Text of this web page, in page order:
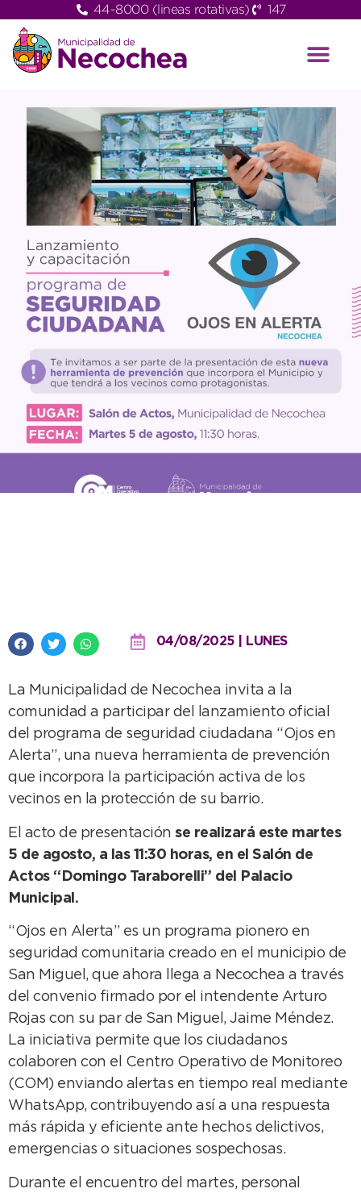
44-8000 (lineas rotativas) 147
04/08/2025 | LUNES
La Municipalidad de Necochea invita a la
comunidad a participar del lanzamiento oficial
del programa de seguridad ciudadana “Ojos en
Alerta”, una nueva herramienta de prevención
que incorpora la participación activa de los
vecinos en la protección de su barrio.
El acto de presentación se realizará este martes
5 de agosto, a las 11:30 horas, en el Salón de
Actos “Domingo Taraborelli” del Palacio
Municipal.
“Ojos en Alerta” es un programa pionero en
seguridad comunitaria creado en el municipio de
San Miguel, que ahora llega a Necochea a través
del convenio firmado por el intendente Arturo
Rojas con su par de San Miguel, Jaime Méndez.
La iniciativa permite que los ciudadanos
colaboren con el Centro Operativo de Monitoreo
(COM) enviando alertas en tiempo real mediante
WhatsApp, contribuyendo así a una respuesta
más rápida y eficiente ante hechos delictivos,
emergencias o situaciones sospechosas.
Durante el encuentro del martes, personal